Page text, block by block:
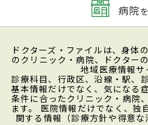
病院
ドクターズ・ファイルは、身体
のクリニック・病院、ドクター
地域医療情報サ
診療科目、行政区、沿線・駅、
基本情報だけでなく、気になる
条件に合ったクリニック・病院
ます。 医院情報だけでなく、独
関する情報（診療方針や得意な